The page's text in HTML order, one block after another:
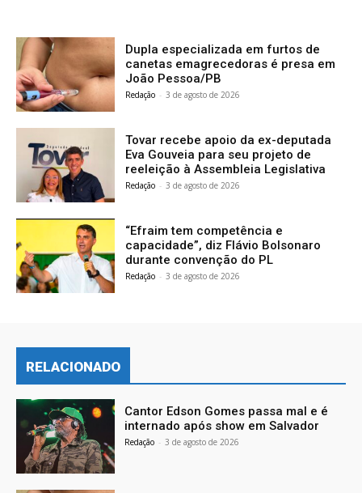
Dupla especializada em furtos de
canetas emagrecedoras é presa em
João Pessoa/PB
Redação - 3 de agosto de 2026
Tovar recebe apoio da ex-deputada
Eva Gouveia para seu projeto de
reeleição à Assembleia Legislativa
Redação - 3 de agosto de 2026
“Efraim tem competência e
capacidade”, diz Flávio Bolsonaro
durante convenção do PL
Redação - 3 de agosto de 2026
RELACIONADO
Cantor Edson Gomes passa mal e é
internado após show em Salvador
Redação - 3 de agosto de 2026